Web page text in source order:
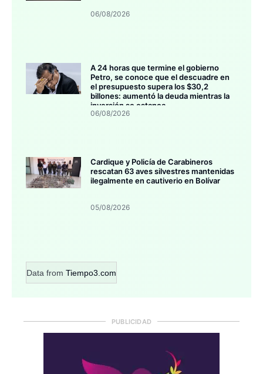
06/08/2026
A 24 horas que termine el gobierno
Petro, se conoce que el descuadre en
el presupuesto supera los $30,2
billones: aumentó la deuda mientras la
inversión se estanca
06/08/2026
Cardique y Policía de Carabineros
rescatan 63 aves silvestres mantenidas
ilegalmente en cautiverio en Bolívar
05/08/2026
Data from Tiempo3.com
PUBLICIDAD